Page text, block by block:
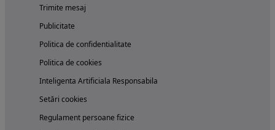
Trimite mesaj
Publicitate
Politica de confidentialitate
Politica de cookies
Inteligenta Artificiala Responsabila
Setări cookies
Regulament persoane fizice